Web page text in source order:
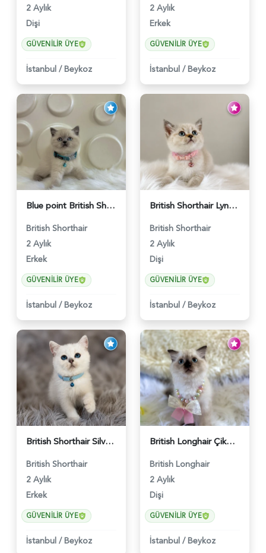
2 Aylık
Dişi
GÜVENILIR ÜYE
İstanbul / Beykoz
2 Aylık
Erkek
GÜVENILIR ÜYE
İstanbul / Beykoz
Blue point British Shorthair Kedim 2 Aylık - 4132
British Shorthair
2 Aylık
Erkek
GÜVENILIR ÜYE
İstanbul / Beykoz
British Shorthair Lynx Point Dişi Yavrumuz Yuva Arıyor - 5148
British Shorthair
2 Aylık
Dişi
GÜVENILIR ÜYE
İstanbul / Beykoz
British Shorthair Silver Point Erkek 2 Aylık - 6122
British Shorthair
2 Aylık
Erkek
GÜVENILIR ÜYE
İstanbul / Beykoz
British Longhair Çikolata Nadir Renk Göz Kamaştırıcı - 6117
British Longhair
2 Aylık
Dişi
GÜVENILIR ÜYE
İstanbul / Beykoz